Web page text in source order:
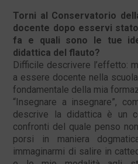
Torni al Conservatorio
docente dopo esservi
fa e quali sono le tue
didattica del flauto?
Difficile descrivere l’effetto:
a essere docente nella
fondamentale della mia
“Insegnare a insegnare”,
descrive la didattica è un
confronti del quale penso
porsi in maniera
immaginarmi di salire in